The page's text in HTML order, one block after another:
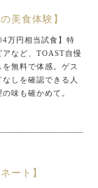
美食体験】
万円相当試食】特
など、TOAST自慢
無料で体感。ゲス
なしを確認できる人
味も確かめて。
ート】